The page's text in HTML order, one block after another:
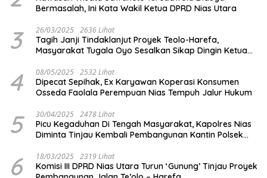
Bermasalah, Ini Kata Wakil Ketua DPRD Nias Utara
3 26/03/2025 2636 Lihat
Tagih Janji Tindaklanjut Proyek Teolo-Harefa,
Masyarakat Tugala Oyo Sesalkan Sikap Dingin Ketua
4 08/05/2025 2532 Lihat
Dipecat Sepihak, Ex Karyawan Koperasi Konsumen
Osseda Faolala Perempuan Nias Tempuh Jalur Hukum
5 30/04/2025 2478 Lihat
Picu Kegaduhan Di Tengah Masyarakat, Kapolres Nias
Diminta Tinjau Kembali Pembangunan Kantin Polsek
6 18/03/2025 2319 Lihat
Komisi III DPRD Nias Utara Turun ‘Gunung’ Tinjau Proyek